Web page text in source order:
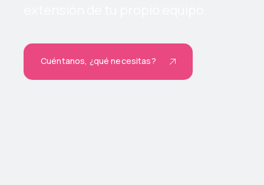
Cuéntanos, ¿qué necesitas?